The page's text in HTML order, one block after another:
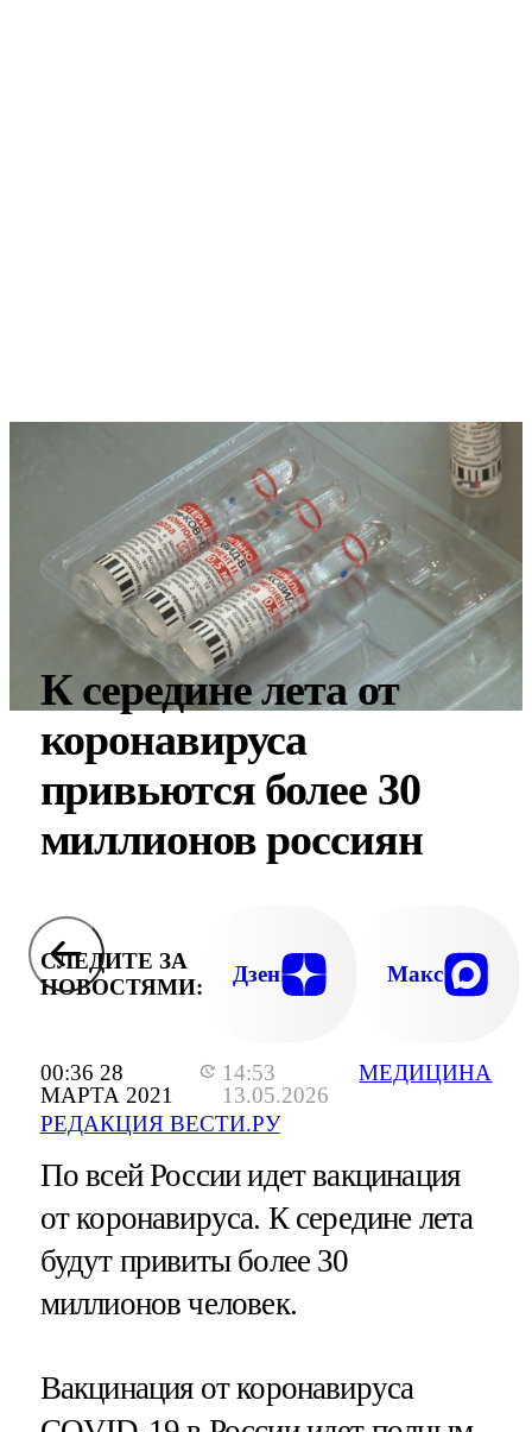
00:36 28
МАРТА 2021
14:53
13.05.2026
РЕДАКЦИЯ ВЕСТИ.РУ
МЕДИЦИНА
К середине лета от
коронавируса
привьются более 30
миллионов россиян
СЛЕДИТЕ ЗА
НОВОСТЯМИ:
Дзен Макс
По всей России идет вакцинация
от коронавируса. К середине лета
будут привиты более 30
миллионов человек.
Вакцинация от коронавируса